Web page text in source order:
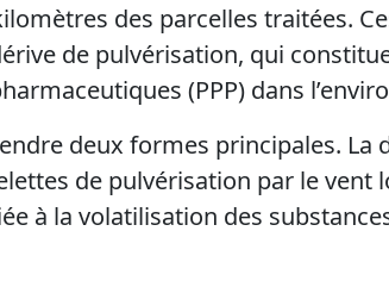
des parcelles traitées.
de pulvérisation, qui
(PPP) dans
deux formes principales. La
de pulvérisation par le vent
à la volatilisation des